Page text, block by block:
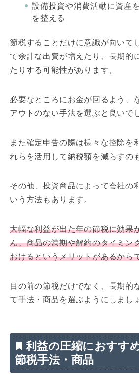
設備投資や消費活動に資産
を整える
節税することだけに意識が向いて
て余計な出費が増えたり、長期的
たりする可能性があります。
必要なところにお金が回るよう、
アウトのない手法を選ぶと良いで
また確定申告の際は様々な控除を
れらを活用して納税額を減らすの
その他、投資商品によって会社の
いう方法もあります。
大幅な利益が出た年の節税に効果
ん、商品の満期や解約のタイミン
おけるというメリットがあるから
目の前の節税だけでなく、長期的
て手法・商品を選ぶようにしまし
利益の圧縮におすす
節税手法・商品